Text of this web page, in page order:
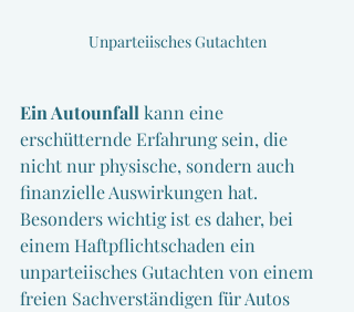
Unparteiisches Gutachten
Ein Autounfall kann eine
erschütternde Erfahrung sein, die
nicht nur physische, sondern auch
finanzielle Auswirkungen hat.
Besonders wichtig ist es daher, bei
einem Haftpflichtschaden ein
unparteiisches Gutachten von einem
freien Sachverständigen für Autos